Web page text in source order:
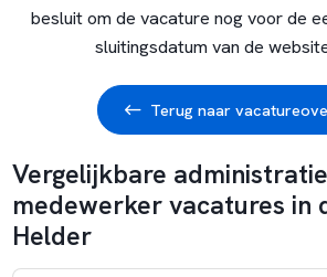
besluit om de vacature nog voor de
sluitingsdatum van de
Terug naar
Vergelijkbare
medewerker vacatures in
Helder